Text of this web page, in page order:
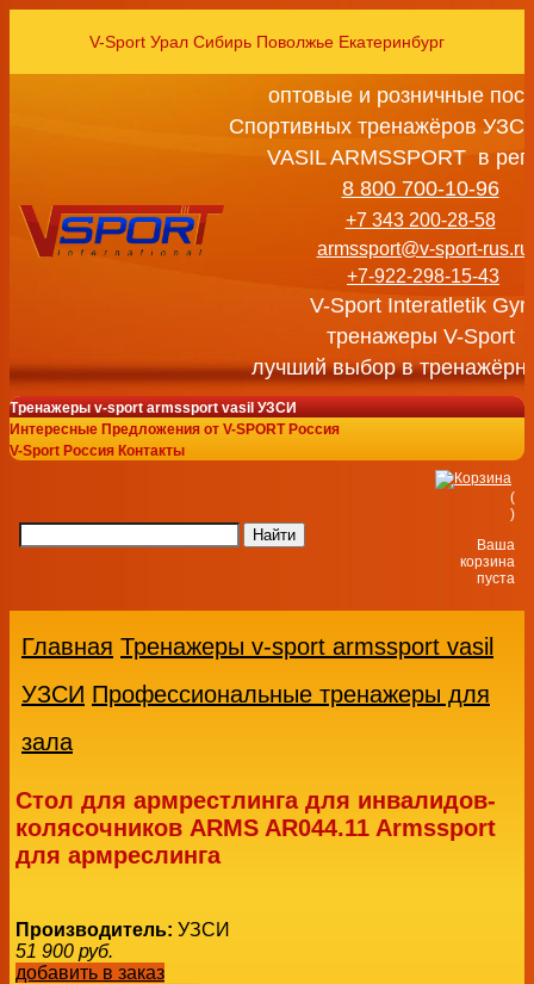
V-Sport Урал Сибирь Поволжье Екатеринбург
оптовые и розничные
Спортивных тренажёров
VASIL ARMSSPORT в
8 800 700-10-96
+7 343 200-28-58
armssport@v-sport-rus.ru
+7-922-298-15-43
V-Sport Interatletik
тренажеры V-Sport
лучший выбор в
Тренажеры v-sport armssport vasil УЗСИ
Интересные Предложения от V-SPORT Россия
V-Sport Россия Контакты
(
)
Ваша
корзина
пуста
Главная Тренажеры v-sport armssport vasil
УЗСИ Профессиональные тренажеры для
зала
Стол для армрестлинга для инвалидов-
колясочников ARMS AR044.11 Armssport
для армреслинга
Производитель: УЗСИ
51 900 руб.
добавить в заказ